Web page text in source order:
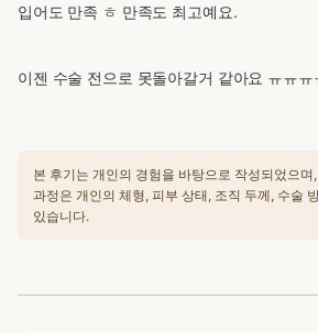
입어도 만족 ㅎ 만족도 최고예요.
이젠 수술 전으로 못돌아갈거 같아요 ㅠㅠㅠ
본 후기는 개인의 경험을 바탕으로 작성되었으며
과정은 개인의 체형, 피부 상태, 조직 두께, 수술
있습니다.